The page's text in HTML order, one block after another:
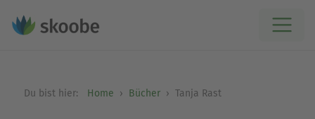
Du bist hier: Home Bücher Tanja Rast